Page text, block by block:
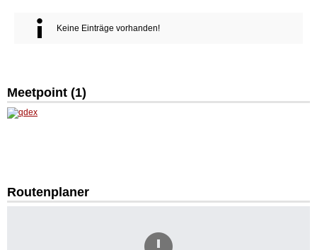
Keine Einträge vorhanden!
Meetpoint (1)
Routenplaner